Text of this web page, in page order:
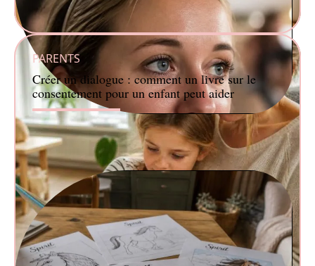
PARENTS
Créer un dialogue : comment un livre sur le
consentement pour un enfant peut aider
FAMILLE
Bandeau licorne à paillettes : un accessoire qui fait
pétiller vos tenues festives